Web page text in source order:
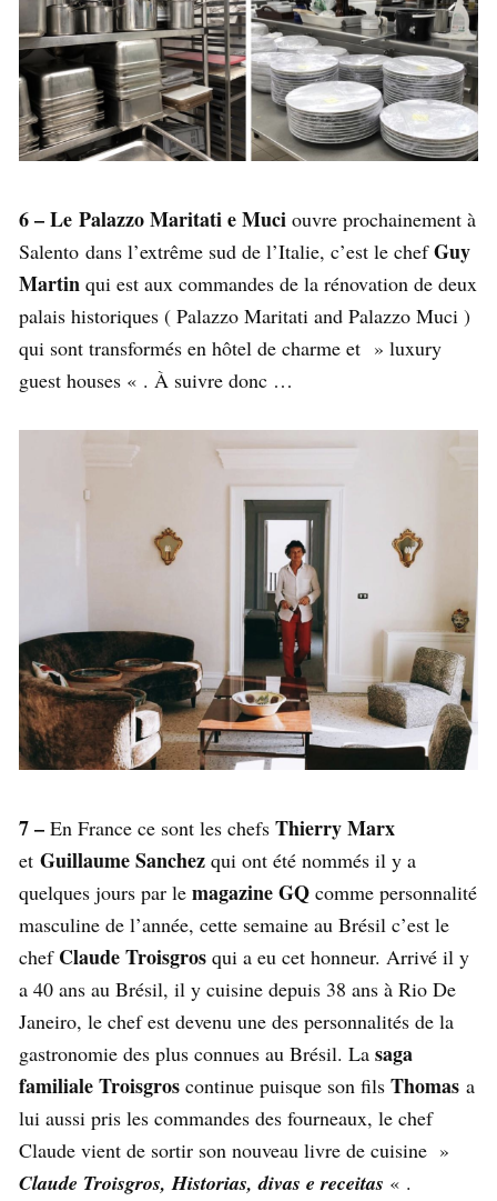
6 –Le Palazzo Maritati e Muci ouvre prochainement à
Salento dans l’extrême sud de l’Italie, c’est le chefGuy
Martin qui est aux commandes de la rénovation de deux
palais historiques ( Palazzo Maritati and Palazzo Muci )
qui sont transformés en hôtel de charme et » luxury
guest houses « . À suivre donc …
7 – En France ce sont les chefs Thierry Marx
et Guillaume Sanchez qui ont été nommés il y a
quelques jours par le magazine GQ comme personnalité
masculine de l’année, cette semaine au Brésil c’est le
chef Claude Troisgros qui a eu cet honneur. Arrivé il y
a 40 ans au Brésil, il y cuisine depuis 38 ans à Rio De
Janeiro, le chef est devenu une des personnalités de la
gastronomie des plus connues au Brésil. La saga
familiale Troisgros continue puisque son fils Thomas a
lui aussi pris les commandes des fourneaux, le chef
Claude vient de sortir son nouveau livre de cuisine »
Claude Troisgros, Historias, divas e receitas « .